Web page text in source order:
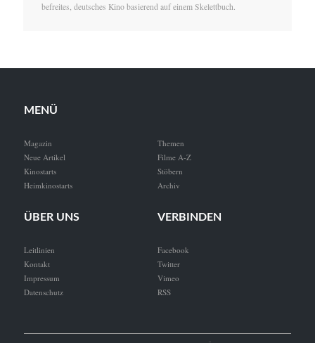
befreites, deutsches Kino basierend auf einem Skelettbuch.
MENÜ
Magazin
Neue Artikel
Kinostarts
Heimkinostarts
Themen
Filme A-Z
Stöbern
Archiv
ÜBER UNS
Leitlinien
Kontakt
Impressum
Datenschutz
VERBINDEN
Facebook
Twitter
Vimeo
RSS